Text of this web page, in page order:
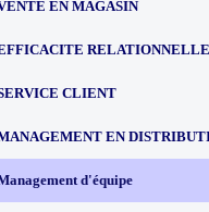
EN MAGASIN
RELATIONNELLE
CLIENT
EN
d'équipe